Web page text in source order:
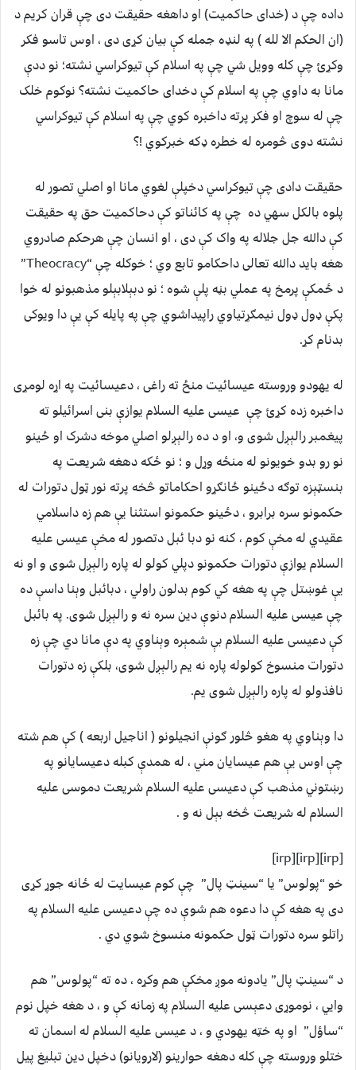
داده چې د (خدای حاکميت) او داهغه حقيقت دی چې قران کريم د
(ان الحکم الا لله ) په لنډه جمله کې بيان کړی دی ، اوس تاسو فکر
وکړئ چې کله وويل شي چې په اسلام کې تيوکراسي نشته؛ نو ددې
مانا به داوي چې په اسلام کې دخدای حاکميت نشته؟ نوکوم خلک
چې له سوچ او فکر پرته داخبره کوي چې په اسلام کې تيوکراسي
نشته دوی څومره له خطره ډکه خبرکوي !؟
حقيقت دادی چې تيوکراسي دخپلې لغوي مانا او اصلي تصور له
پلوه بالکل سهي ده چې په کائناتو کې دحاکميت حق په حقيقت
کې دالله جل جلاله په واک کې دی ، او انسان چې هرحکم صادروي
هغه بايد دالله تعالی داحکامو تابع وي ؛ خوکله چې “Theocracy”
د ځمکې پرمخ په عملي بڼه پلې شوه ؛ نو دبېلابېلو مذهبونو له خوا
پکې ډول ډول نيمګړتياوي راپيداشوي چې په پايله کې يې دا ويوکی
بدنام کړ.
له يهودو وروسته عيسائيت منځ ته راغی ، دعيسائيت په اړه لومړی
داخبره زده کړئ چې عيسی عليه السلام يوازې بنی اسرائيلو ته
پيغمبر رالېږل شوی و، او د ده رالېږلو اصلي موخه دشرک او ځينو
نو رو بدو خويونو له منځه وړل و ؛ نو ځکه دهغه شريعت په
بنسټېزه توګه دځينو ځانګړو احکاماتو څخه پرته نور ټول دتورات له
حکمونو سره برابرو ، دځينو حکمونو استثنا يې هم زه داسلامي
عقيدي له مخې کوم ، کنه نو دبا ئبل دتصور له مخې عيسی عليه
السلام يوازې دتورات حکمونو دپلي کولو له پاره رالېږل شوی و او نه
يې غوښتل چې په هغه کي کوم بدلون راولي ، دبائبل وېنا داسې ده
چې عيسی عليه السلام دنوې دين سره نه و رالېږل شوی. په بائبل
کې دعيسی عليه السلام بې شمېره وېناوي په دې مانا دي چې زه
دتورات منسوخ کولوله پاره نه يم رالېږل شوی، بلکې زه دتورات
نافذولو له پاره رالېږل شوی يم.
دا وېناوي په هغو څلور ګونې انجيلونو ( اناجيل اربعه ) کې هم شته
چې اوس يې هم عيسايان مني ، له همدې کبله دعيسايانو په
رښتوني مذهب کې دعيسی عليه السلام شريعت دموسی عليه
السلام له شريعت څخه بېل نه و .
[irp][irp][irp]
خو “پولوس” يا “سينټ پال” چې کوم عيسايت له ځانه جوړ کړی
دی په هغه کې دا دعوه هم شوې ده چې دعيسی عليه السلام په
راتلو سره دتورات ټول حکمونه منسوخ شوي دي .
د “سينټ پال” يادونه موږ مخکې هم وکړه ، ده ته “پولوس” هم
وايي ، نوموړی دعېسی عليه السلام په زمانه کې و ، د هغه خپل نوم
“ساؤل” او په خټه يهودي و ، د عيسی عليه السلام له اسمان ته
ختلو وروسته چې کله دهغه حوارينو (لارويانو) دخپل دين تبليغ پيل